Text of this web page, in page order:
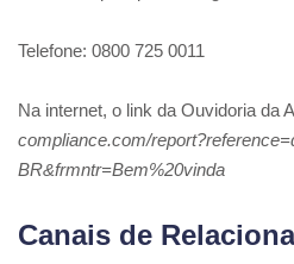
Telefone: 0800 725 0011
Na internet, o link da Ouvidoria da
compliance.com/
BR&frmntr=Bem%20vinda
Canais de